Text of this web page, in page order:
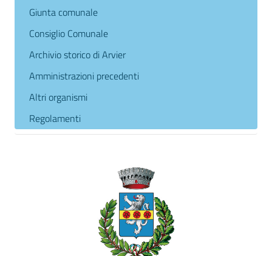
Giunta comunale
Consiglio Comunale
Archivio storico di Arvier
Amministrazioni precedenti
Altri organismi
Regolamenti